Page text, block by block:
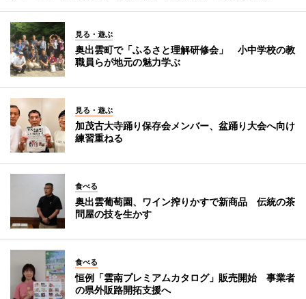
見る・遊ぶ
奥出雲町で「ふるさと理解研修会」 小中学校の教
職員らが地元の魅力学ぶ
見る・遊ぶ
加茂古大寺踊り保存会メンバー、盆踊り大会へ向け
練習重ねる
食べる
奥出雲葡萄園、ワイン搾りかすで新商品 伝統の茶
問屋の技を生かす
食べる
恒例「雲南プレミアムカタログ」販売開始 事業者
の県外販路開拓支援へ